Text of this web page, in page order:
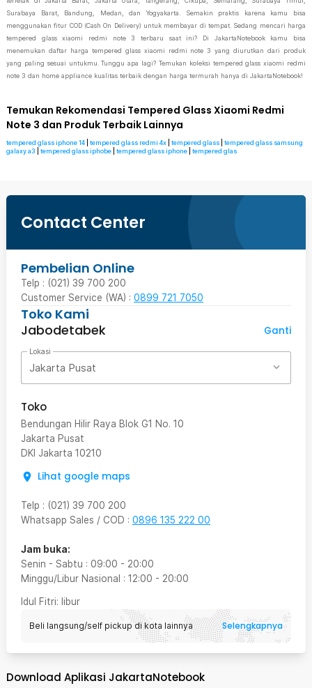
Surabaya Barat, Bandung, Medan, dan Yogyakarta. Semakin praktis karena kamu bisa
menggunakan fitur COD (Cash On Delivery) untuk membayar di tempat. Sedang mencari harga
tempered glass xiaomi redmi note 3 terbaru saat ini? Di JakartaNotebook kamu bisa
menemukan daftar harga tempered glass xiaomi redmi note 3 yang diurutkan dari produk
yang paling sesuai untukmu. Tunggu apa lagi? Temukan koleksi tempered glass xiaomi redmi
note 3 dan home appliance kualitas terbaik dengan harga termurah hanya di JakartaNotebook!
Temukan Rekomendasi Tempered Glass Xiaomi Redmi
Note 3 dan Produk Terbaik Lainnya
tempered glass iphone 14 tempered glass redmi 4x tempered glass
tempered glass samsung
galaxy a3
tempered glass iphobe tempered glass iphone tempered glas
Contact Center
Pembelian Online
Telp : (021) 39 700 200
Customer Service (WA) : 0899 721 7050
Toko Kami
Jabodetabek
Ganti
Lokasi
Jakarta Pusat
Toko
Bendungan Hilir Raya Blok G1 No. 10
Jakarta Pusat
DKI Jakarta 10210
Lihat google maps
Telp : (021) 39 700 200
Whatsapp Sales / COD : 0896 135 222 00
Jam buka:
Senin - Sabtu : 09:00 - 20:00
Minggu/Libur Nasional : 12:00 - 20:00
Idul Fitri: libur
Beli langsung/self pickup di kota lainnya Selengkapnya
Download Aplikasi JakartaNotebook